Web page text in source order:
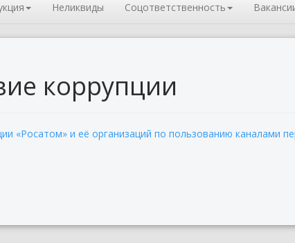
Неликвиды Соцответственность
коррупции
«Росатом» и её организаций по пользованию каналами